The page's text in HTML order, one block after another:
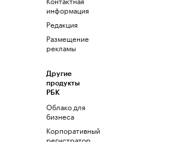
информация
Редакция
Размещение
рекламы
Другие
продукты
РБК
Облако для
бизнеса
Корпоративный
регистратор